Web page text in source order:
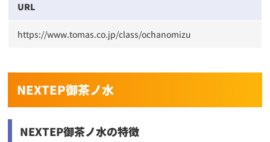
URL
https://www.tomas.co.jp/class/ochanomizu
NEXTEP御茶ノ水
NEXTEP御茶ノ水の特徴